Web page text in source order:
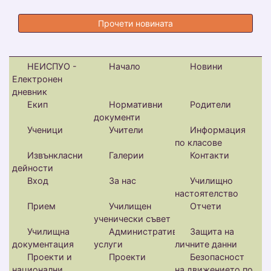
Прочети новината
НЕИСПУО -
Електронен
дневник
Начало Новини
Екип
Нормативни
документи
Родители
Ученици Учители
Информация
по класове
Извънкласни
дейности
Галерии Контакти
Вход За нас
Училищно
настоятелство
Прием
Училищен
ученически съвет
Отчети
Училищна
документация
Административни
услуги
Защита на
личните данни
Проекти и
Проекти
Безопасност